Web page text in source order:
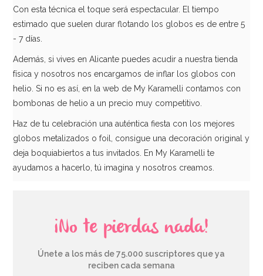
Con esta técnica el toque será espectacular. El tiempo
estimado que suelen durar flotando los globos es de entre 5
- 7 días.
Además, si vives en Alicante puedes acudir a nuestra tienda
física y nosotros nos encargamos de inflar los globos con
helio. Si no es así, en la web de My Karamelli contamos con
bombonas de helio a un precio muy competitivo.
Haz de tu celebración una auténtica fiesta con los mejores
globos metalizados o foil, consigue una decoración original y
deja boquiabiertos a tus invitados. En My Karamelli te
ayudamos a hacerlo, tú imagina y nosotros creamos.
¡No te pierdas nada!
Únete a los más de 75.000 suscriptores que ya
reciben cada semana